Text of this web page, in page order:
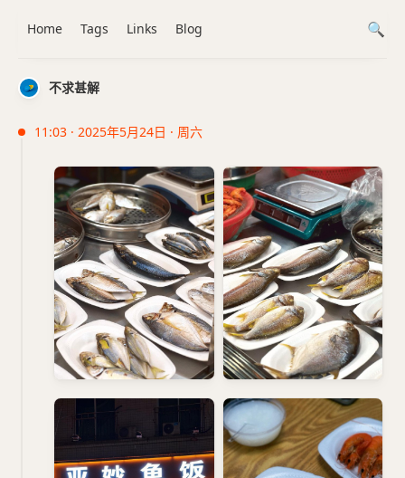
不求甚解
11:03 · 2025年5月24日 · 周六
Home Tags Links Blog